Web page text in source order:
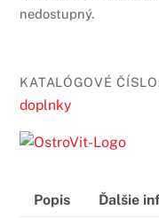
nedostupný.
KATALÓGOVÉ
doplnky
Popis Ďalšie